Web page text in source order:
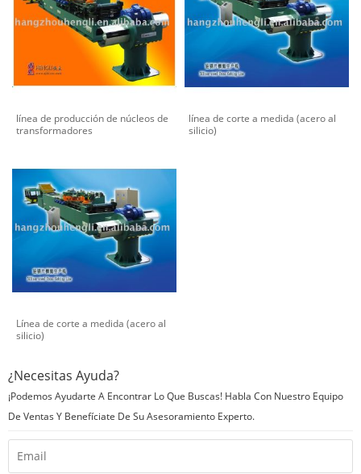
línea de producción de núcleos de
transformadores
línea de corte a medida (acero al
silicio)
Línea de corte a medida (acero al
silicio)
¿Necesitas Ayuda?
¡Podemos Ayudarte A Encontrar Lo Que Buscas! Habla Con Nuestro Equipo
De Ventas Y Benefíciate De Su Asesoramiento Experto.